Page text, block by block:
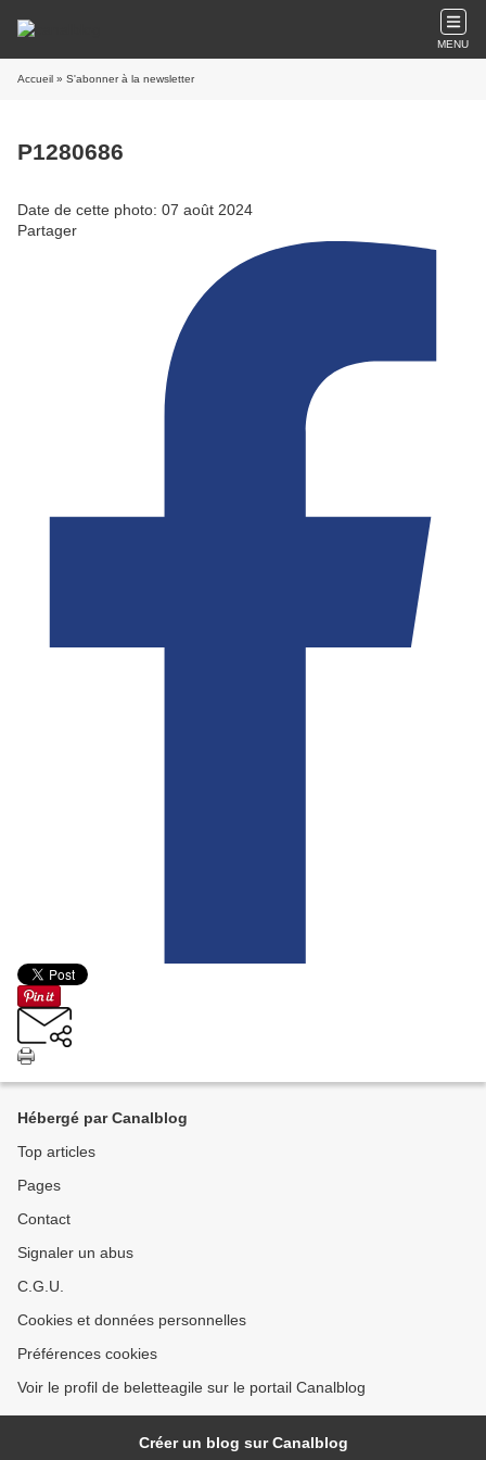
MENU
Accueil » S'abonner à la newsletter
P1280686
Date de cette photo: 07 août 2024
Partager
Hébergé par Canalblog
Top articles
Pages
Contact
Signaler un abus
C.G.U.
Cookies et données personnelles
Préférences cookies
Voir le profil de beletteagile sur le portail Canalblog
Créer un blog sur Canalblog